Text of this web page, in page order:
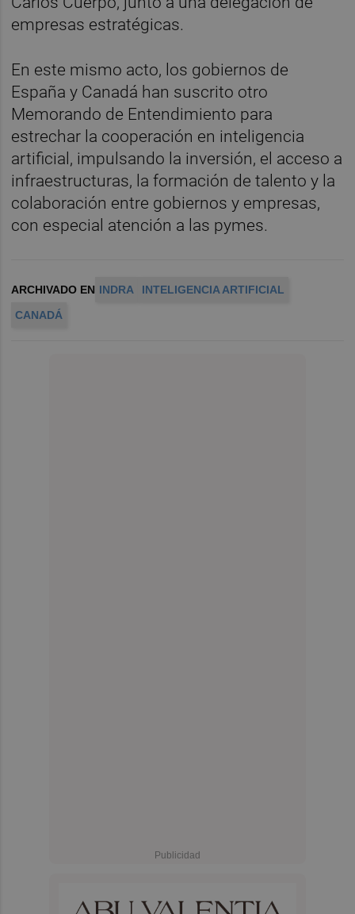
empresas estratégicas.
En este mismo acto, los gobiernos de
España y Canadá han suscrito otro
Memorando de Entendimiento para
estrechar la cooperación en inteligencia
artificial, impulsando la inversión, el acceso a
infraestructuras, la formación de talento y la
colaboración entre gobiernos y empresas,
con especial atención a las pymes.
ARCHIVADO EN INDRA
INTELIGENCIA ARTIFICIAL
CANADÁ